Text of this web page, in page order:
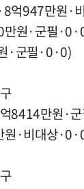
억947만원·
원·군필
·군필·0·0)
8414만원·
·비대상